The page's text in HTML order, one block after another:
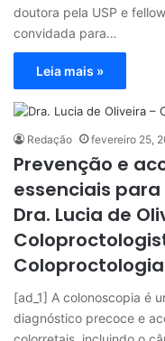
doutora pela USP e
convidada para…
Leia mais »
Redação fevereiro 25,
Prevenção e
essenciais
Dra. Lucia de
Coloproctologia
[ad_1] A colonoscopia é
diagnóstico precoce e